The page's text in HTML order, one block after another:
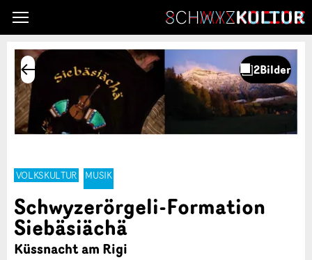
VOLKSKULTUR MUSIK
Schwyzerörgeli-Formation
Siebäsiächä
Küssnacht am Rigi